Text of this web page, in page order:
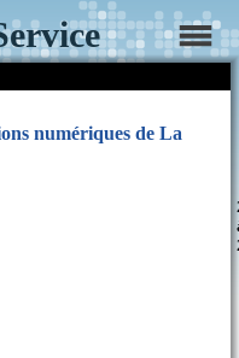
numériques de La